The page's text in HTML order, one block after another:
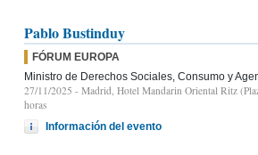
Pablo Bustinduy
FÓRUM EUROPA
Ministro de Derechos Sociales, Consumo y
27/11/2025 - Madrid, Hotel Mandarin Oriental Ritz
horas
Información del evento